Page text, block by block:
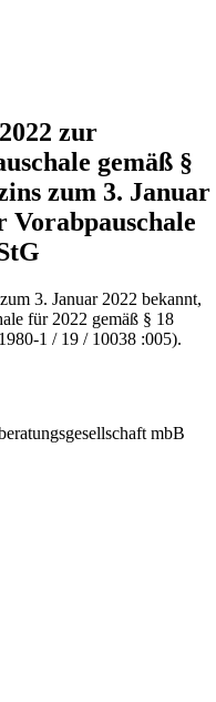
zur
gemäß §
zum 3. Januar
Vorabpauschale
3. Januar 2022 bekannt,
für 2022 gemäß § 18
1 / 19 / 10038 :005).
mbB